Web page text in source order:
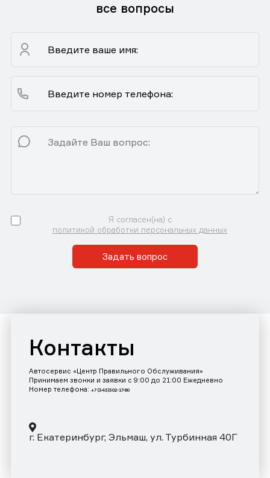
все вопросы
Я согласен(на) с
политикой обработки персональных данных
Задать вопрос
Контакты
Автосервис «Центр Правильного Обслуживания»
Принимаем звонки и заявки с 9:00 до 21:00 Ежедневно
Номер телефона: +7 (343)302-17-80
г. Екатеринбург, Эльмаш, ул. Турбинная 40Г